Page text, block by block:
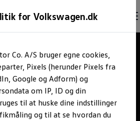
for Volkswagen.dk
Co. A/S bruger egne cookies,
Pixels (herunder Pixels fra
Google og Adform) og
om IP, ID og din
til at huske dine indstillinger
og til at se hvordan du
app